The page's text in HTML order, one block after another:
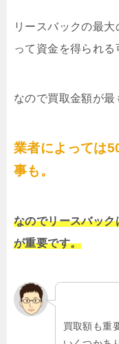
リースバックの最
って資金を得られる
なので買取金額が最
業者によっては
事も。
なのでリースバッ
が重要です。
買取額も重